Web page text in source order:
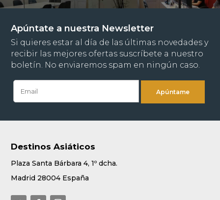
Apúntate a nuestra Newsletter
Si quieres estar al día de las últimas novedades y
recibir las mejores ofertas suscríbete a nuestro
boletín. No enviaremos spam en ningún caso.
Destinos Asiáticos
Plaza Santa Bárbara 4, 1º dcha.
Madrid 28004 España